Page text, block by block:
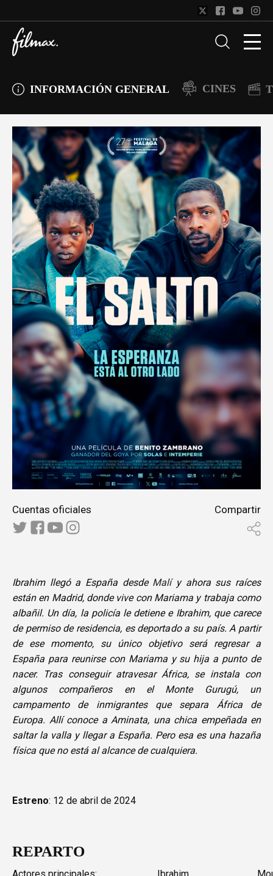
INFORMACIÓN GENERAL CINES
Cuentas oficiales Compartir
Ibrahim llegó a España desde Malí y ahora sus raíces
están en Madrid, donde vive con Mariama y trabaja como
albañil. Un día, la policía le detiene e Ibrahim, que carece
de permiso de residencia, es deportado a su país. A partir
de ese momento, su único objetivo será regresar a
España para reunirse con Mariama y su hija a punto de
nacer. Tras conseguir atravesar África, se instala con
algunos compañeros en el Monte Gurugú, un
campamento de inmigrantes que separa África de
Europa. Allí conoce a Aminata, una chica empeñada en
saltar la valla y llegar a España. Pero esa es una hazaña
física que no está al alcance de cualquiera.
Estreno: 12 de abril de 2024
REPARTO
Actores principales: Ibrahim